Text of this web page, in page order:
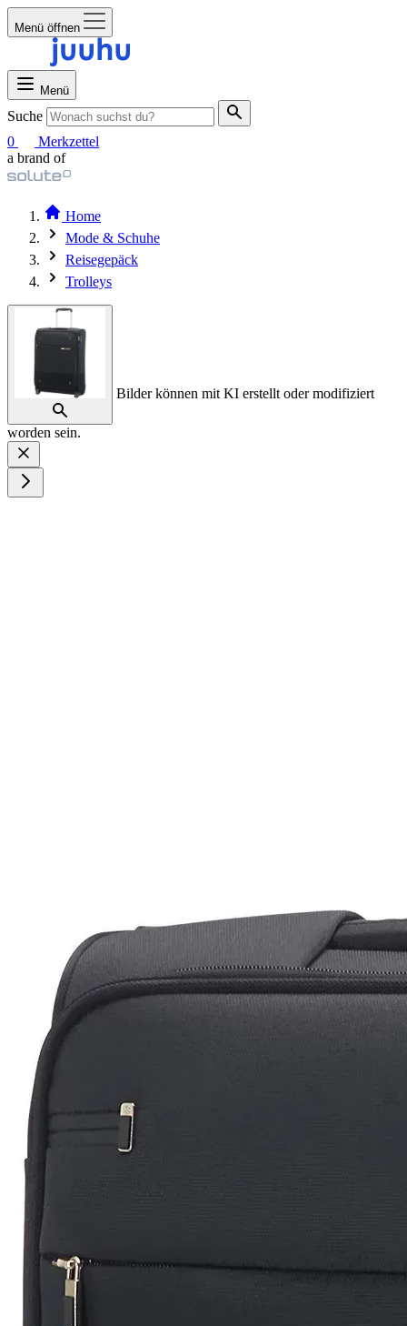
Menü öffnen
Menü
Suche
0
Merkzettel
a brand of
Home
Mode & Schuhe
Reisegepäck
Trolleys
Bilder können mit KI erstellt oder modifiziert
worden sein.